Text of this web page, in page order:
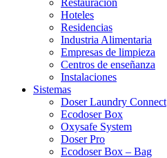
Restauración
Hoteles
Residencias
Industria Alimentaria
Empresas de limpieza
Centros de enseñanza
Instalaciones
Sistemas
Doser Laundry Connect​
Ecodoser Box
Oxysafe System
Doser Pro
Ecodoser Box – Bag